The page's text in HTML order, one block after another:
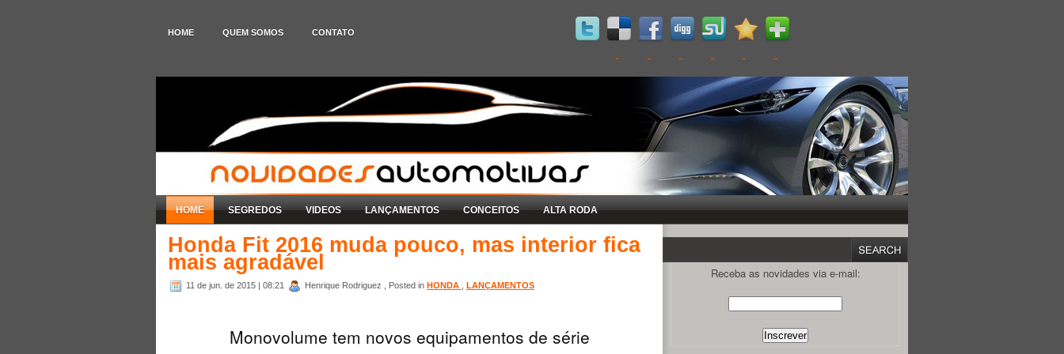
HOME QUEM SOMOS CONTATO
HOME SEGREDOS VIDEOS LANÇAMENTOS CONCEITOS ALTA RODA
Honda Fit 2016 muda pouco, mas interior fica
mais agradável
11 de jun. de 2015 | 08:21 Henrique Rodriguez , Posted in HONDA LANÇAMENTOS
Monovolume tem novos equipamentos de série
Receba as novidades via e-mail: